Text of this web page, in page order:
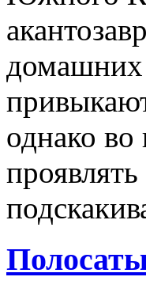
домашних
однако